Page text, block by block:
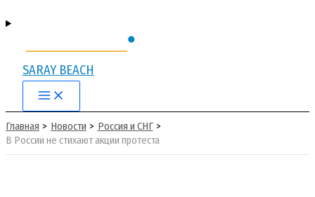
SARAY BEACH
Main
Menu
Главная Новости
Россия и СНГ
В России не стихают акции протеста